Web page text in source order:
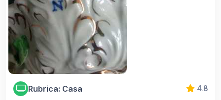
Rubrica: Casa 4.8